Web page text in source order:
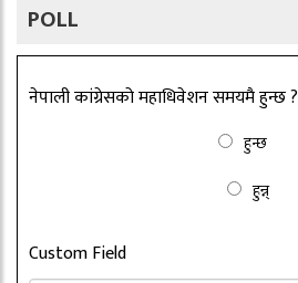
POLL
नेपाली कांग्रेसको महाधिवेशन समयमै हुन्छ ?
हुन्छ
हुन्न्
Custom Field